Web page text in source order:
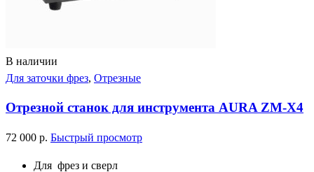
В наличии
Для заточки фрез, Отрезные
Отрезной станок для инструмента AURA ZM-X4
72 000 р. Быстрый просмотр
Для фрез и сверл